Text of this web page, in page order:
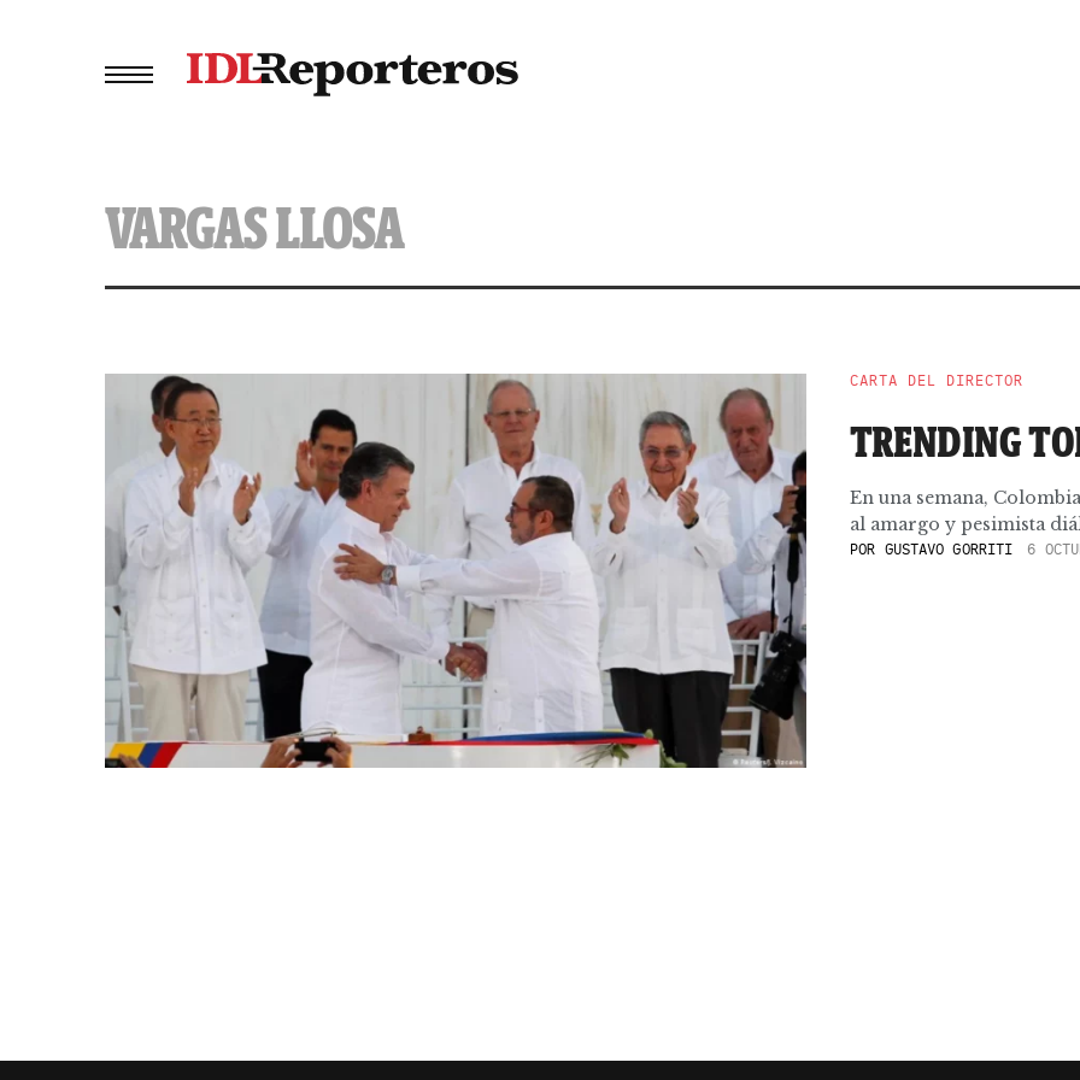
VARGAS LLOSA
CARTA DEL DIRECTOR
TRENDING
En una semana,
al amargo y pesimista
POR GUSTAVO GORRITI 6